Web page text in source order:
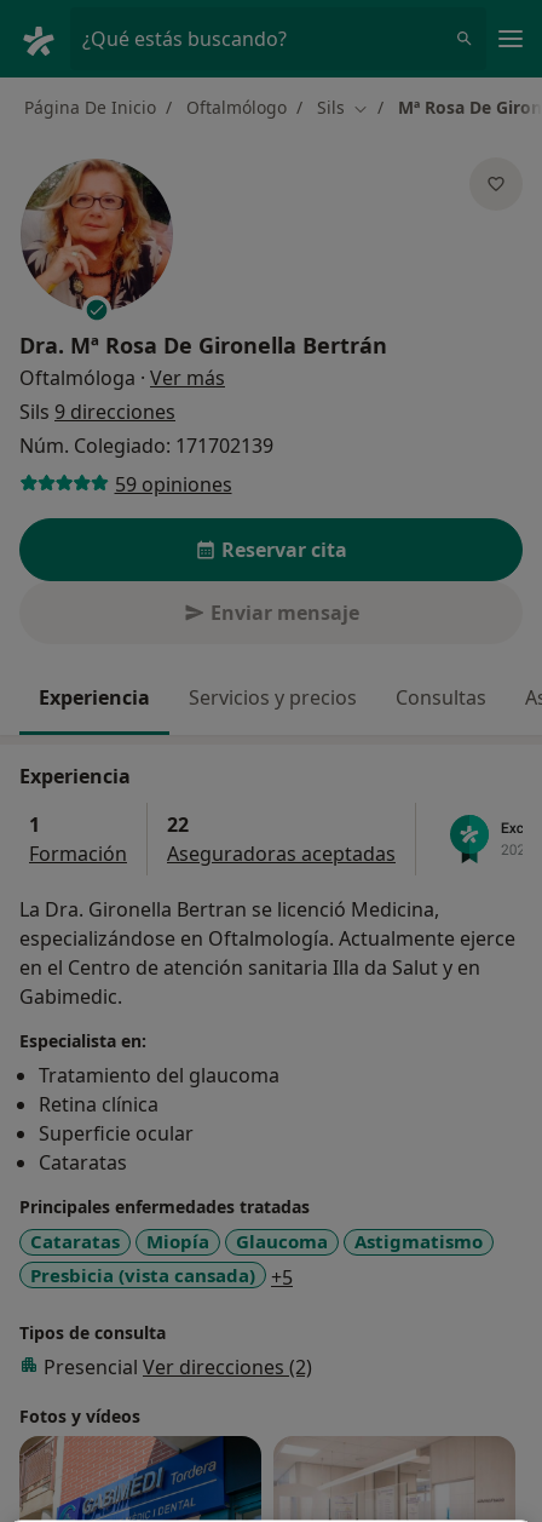
¿Qué estás buscando?
Página De Inicio Oftalmólogo Sils Cambiar de ciudad
Mª Rosa De
Dra. Mª Rosa De Gironella Bertrán
Oftalmóloga · Ver más
Sils 9 direcciones
Núm. Colegiado: 171702139
59 opiniones
Reservar cita
Enviar mensaje
Experiencia Servicios y precios Consultas
Experiencia
1
Formación
22
Aseguradoras aceptadas
La Dra. Gironella Bertran se licenció Medicina,
especializándose en Oftalmología. Actualmente ejerce
en el Centro de atención sanitaria Illa da Salut y en
Gabimedic.
Especialista en:
Tratamiento del glaucoma
Retina clínica
Superficie ocular
Cataratas
Principales enfermedades tratadas
Cataratas Miopía Glaucoma
Astigmatismo
Presbicia (vista cansada)
+5
Tipos de consulta
Presencial Ver direcciones (2)
Fotos y vídeos